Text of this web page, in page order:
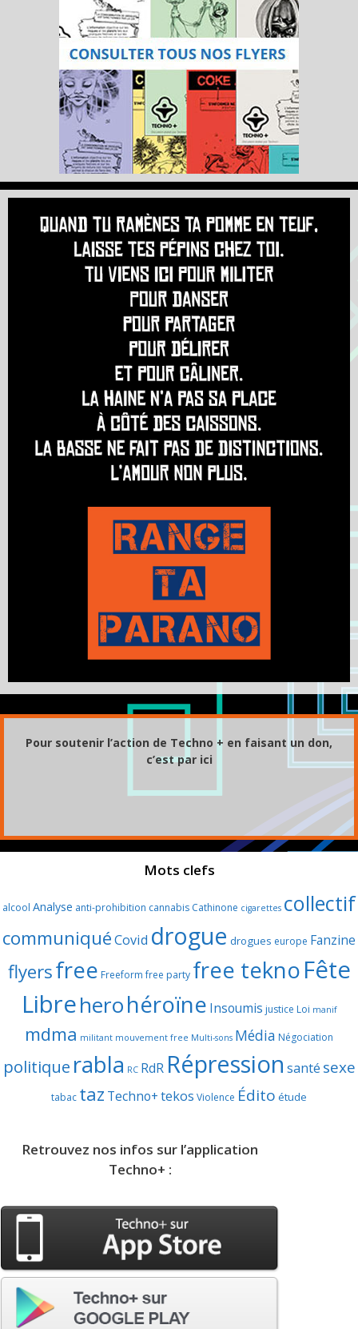
Pour soutenir l’action de Techno + en faisant un don,
c’est par ici
Mots clefs
alcool Analyse anti-prohibition cannabis Cathinone cigarettes collectif
communiquéCovid drogue drogues europe Fanzine
flyersfree Freeform free party free teknoFête
Libreherohéroïne Insoumis justice Loi manif
mdma militant mouvement free Multi-sons Média Négociation
politique rabla RC RdR Répression santé sexe
tabac taz Techno+tekos Violence Édito étude
Retrouvez nos infos sur l’application
Techno+ :